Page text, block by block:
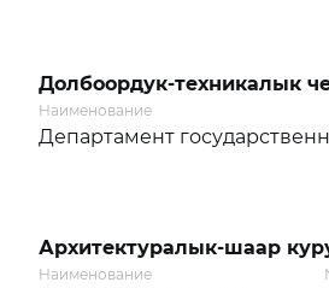
Долбоордук-техникалык
Наименование
Департамент
Архитектуралык-шаар
Наименование